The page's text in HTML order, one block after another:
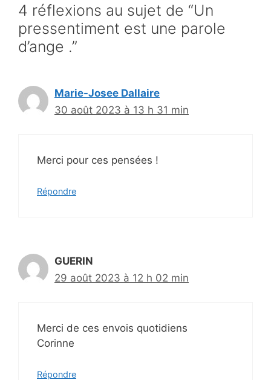
4 réflexions au sujet de “Un
pressentiment est une parole
d’ange .”
Marie-Josee Dallaire
30 août 2023 à 13 h 31 min
Merci pour ces pensées !
Répondre
GUERIN
29 août 2023 à 12 h 02 min
Merci de ces envois quotidiens
Corinne
Répondre